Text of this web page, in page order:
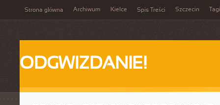
Strona główna Archiwum Kielce Spis Treści Szczecin Tagi
ODGWIZDANIE!